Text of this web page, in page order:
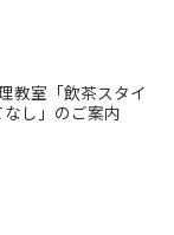
教室「飲茶スタイ
なし」のご案内